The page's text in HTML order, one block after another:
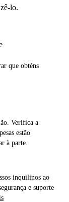
lo.
que obténs
Verifica a
estão
à parte.
inquilinos ao
e suporte